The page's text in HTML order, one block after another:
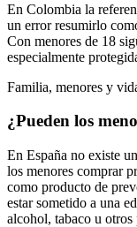
En Colombia la
un error resumirlo
Con menores de 18
especialmente
Familia, menores y
¿Pueden los
En España no existe
los menores comprar
como producto de
estar sometido a una
alcohol, tabaco u